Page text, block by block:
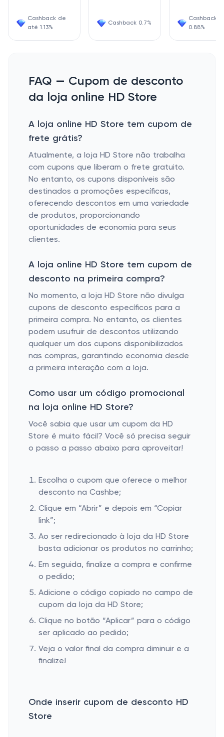
Cashback de
até 1.13%
Cashback 0.7%
Cashback
0.88%
FAQ — Cupom de desconto
da loja online HD Store
A loja online HD Store tem cupom de
frete grátis?
Atualmente, a loja HD Store não trabalha
com cupons que liberam o frete gratuito.
No entanto, os cupons disponíveis são
destinados a promoções específicas,
oferecendo descontos em uma variedade
de produtos, proporcionando
oportunidades de economia para seus
clientes.
A loja online HD Store tem cupom de
desconto na primeira compra?
No momento, a loja HD Store não divulga
cupons de desconto específicos para a
primeira compra. No entanto, os clientes
podem usufruir de descontos utilizando
qualquer um dos cupons disponibilizados
nas compras, garantindo economia desde
a primeira interação com a loja.
Como usar um código promocional
na loja online HD Store?
Você sabia que usar um cupom da HD
Store é muito fácil? Você só precisa seguir
o passo a passo abaixo para aproveitar!
Escolha o cupom que oferece o melhor
desconto na Cashbe;
Clique em “Abrir” e depois em “Copiar
link”;
Ao ser redirecionado à loja da HD Store
basta adicionar os produtos no carrinho;
Em seguida, finalize a compra e confirme
o pedido;
Adicione o código copiado no campo de
cupom da loja da HD Store;
Clique no botão “Aplicar” para o código
ser aplicado ao pedido;
Veja o valor final da compra diminuir e a
finalize!
Onde inserir cupom de desconto HD
Store